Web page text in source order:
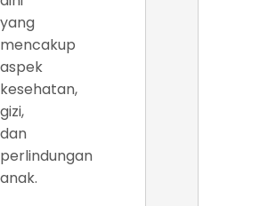
yang
mencakup
aspek
kesehatan,
gizi,
dan
perlindungan
anak.